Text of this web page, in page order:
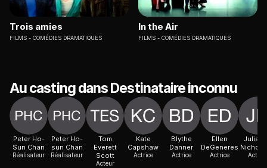
Trois amies
FILMS COMÉDIES DRAMATIQUES
In the Air
FILMS COMÉDIES DRAMATIQUES
Au casting dans Destinataire inconnu
Peter Ho-
Sun Chan
Réalisateur
Peter Ho-
sun Chan
Réalisateur
Tom
Everett
Scott
Acteur
Kate
Capshaw
Actrice
Blythe
Danner
Actrice
Ellen
DeGeneres
Actrice Actrice